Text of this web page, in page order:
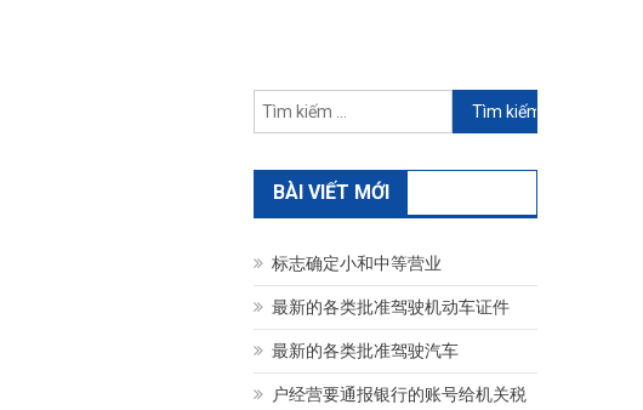
Tìm
kiếm
BÀI VIẾT MỚI
标志确定小和中等营业
最新的各类批准驾驶机动车证件
最新的各类批准驾驶汽车
户经营要通报银行的账号给机关税